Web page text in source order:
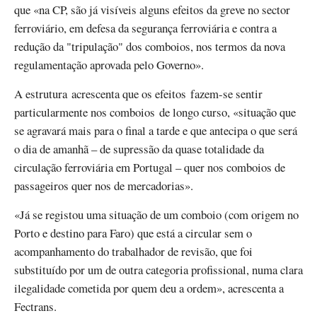
que «na CP, são já visíveis alguns efeitos da greve no sector
ferroviário, em defesa da segurança ferroviária e contra a
redução da "tripulação" dos comboios, nos termos da nova
regulamentação aprovada pelo Governo».
A estrutura acrescenta que os efeitos fazem-se sentir
particularmente nos comboios de longo curso, «situação que
se agravará mais para o final a tarde e que antecipa o que será
o dia de amanhã – de supressão da quase totalidade da
circulação ferroviária em Portugal – quer nos comboios de
passageiros quer nos de mercadorias».
«Já se registou uma situação de um comboio (com origem no
Porto e destino para Faro) que está a circular sem o
acompanhamento do trabalhador de revisão, que foi
substituído por um de outra categoria profissional, numa clara
ilegalidade cometida por quem deu a ordem», acrescenta a
Fectrans.